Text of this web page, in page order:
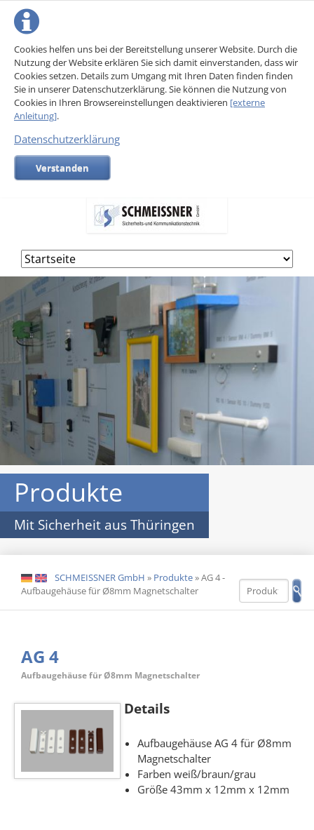
Cookies helfen uns bei der Bereitstellung unserer Website. Durch die
Nutzung der Website erklären Sie sich damit einverstanden, dass wir
Cookies setzen. Details zum Umgang mit Ihren Daten finden finden
Sie in unserer Datenschutzerklärung. Sie können die Nutzung von
Cookies in Ihren Browsereinstellungen deaktivieren [externe
Anleitung].
Datenschutzerklärung
Verstanden
Navigation
überspringen
Produkte
Mit Sicherheit aus Thüringen
DE EN SCHMEISSNER GmbH » Produkte»AG 4 -
Aufbaugehäuse für Ø8mm Magnetschalter
AG 4
Aufbaugehäuse für Ø8mm Magnetschalter
Details
Aufbaugehäuse AG 4 für Ø8mm
Magnetschalter
Farben weiß/braun/grau
Größe 43mm x 12mm x 12mm